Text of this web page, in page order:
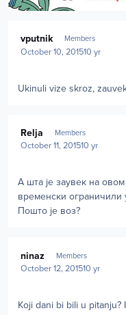
vputnik Members
October 10, 201510 yr
Ukinuli vize skroz,
Relja Members
October 11, 201510 yr
А шта је заувек на
временски
Пошто је воз?
ninaz Members
October 12, 201510 yr
Koji dani bi bili u pitanju?